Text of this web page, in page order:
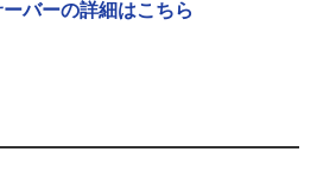
ーバーの詳細はこちら